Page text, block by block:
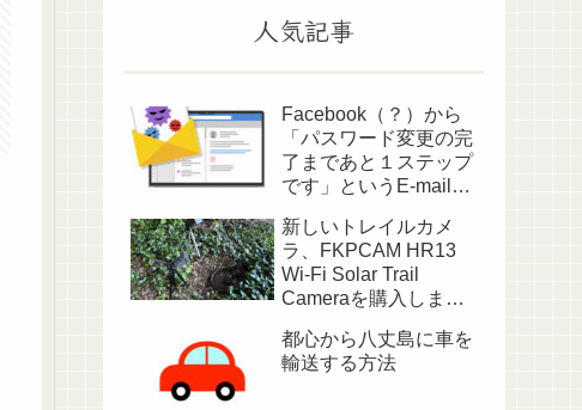
人気記事
Facebook（？）から
「パスワード変更の完
了まであと１ステップ
です」というE-mailが
新しいトレイルカメ
ラ、FKPCAM HR13
Wi-Fi Solar Trail
Cameraを購入しまし
都心から八丈島に車を
輸送する方法